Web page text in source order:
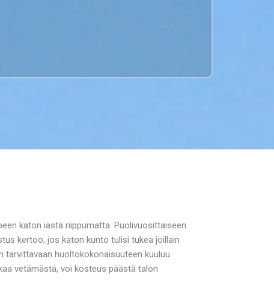
katon iästä riippumatta. Puolivuosittaiseen
kertoo, jos katon kunto tulisi tukea joillain
tarvittavaan huoltokokonaisuuteen kuuluu
vetämästä, voi kosteus päästä talon